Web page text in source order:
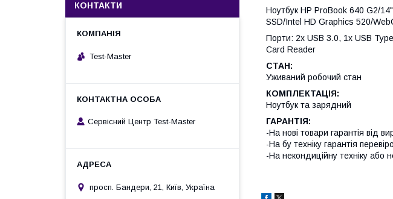
Ноутбук HP ProBook 640 G2/
SSD/Intel HD Graphics 520/
Порти: 2x USB 3.0, 1x USB
Card Reader
СТАН:
Уживаний робочий стан
КОМПЛЕКТАЦІЯ:
Ноутбук та зарядний
ГАРАНТІЯ:
-На нові товари гарантія від
-На бу техніку гарантія
-На некондиційну техніку або
КОНТАКТИ
Test-Master
Сервісний Центр Test-Master
просп. Бандери, 21, Київ, Україна